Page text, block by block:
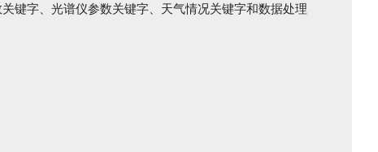
键字、光谱仪参数关键字、天气情况关键字和数据处理